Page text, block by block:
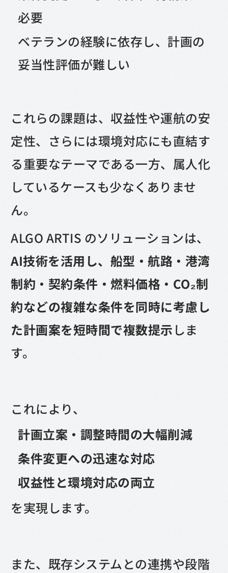
必要
ベテランの経験に依存し、計画の
妥当性評価が難しい
これらの課題は、収益性や運航の安
定性、さらには環境対応にも直結す
る重要なテーマである一方、属人化
しているケースも少なくありませ
ん。
ALGO ARTIS のソリューションは、
AI技術を活用し、船型・航路・港湾
制約・契約条件・燃料価格・CO₂制
約などの複雑な条件を同時に考慮し
た計画案を短時間で複数提示 しま
す。
これにより、
計画立案・調整時間の大幅削減
条件変更への迅速な対応
収益性と環境対応の両立
を実現します。
また、既存システムとの連携や段階